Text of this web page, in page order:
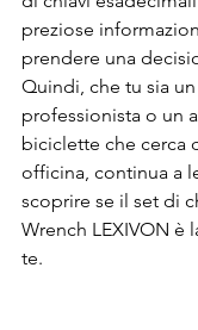
preziose
prendere una
Quindi, che tu sia
professionista o un
biciclette che cerca
officina, continua a
scoprire se il set di
Wrench LEXIVON è
te.